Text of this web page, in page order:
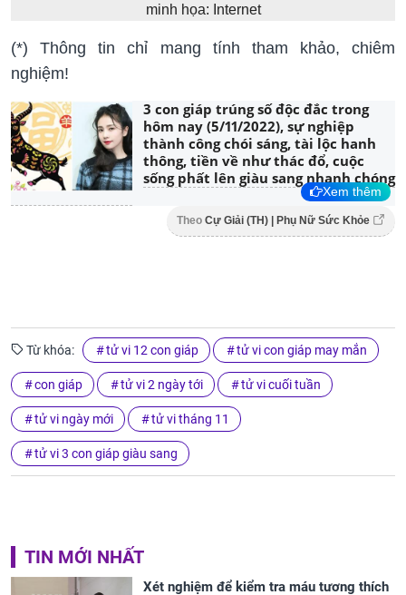
minh họa: Internet
(*) Thông tin chỉ mang tính tham khảo, chiêm
nghiệm!
3 con giáp trúng số độc đắc trong
hôm nay (5/11/2022), sự nghiệp
thành công chói sáng, tài lộc hanh
thông, tiền về như thác đổ, cuộc
sống phất lên giàu sang nhanh chóng
Xem thêm
Theo Cự Giải (TH) | Phụ Nữ Sức Khỏe
Từ khóa: tử vi 12 con giáp tử vi con giáp may mắn
con giáp tử vi 2 ngày tới tử vi cuối tuần
tử vi ngày mới tử vi tháng 11
tử vi 3 con giáp giàu sang
TIN MỚI NHẤT
Xét nghiệm để kiểm tra máu tương thích